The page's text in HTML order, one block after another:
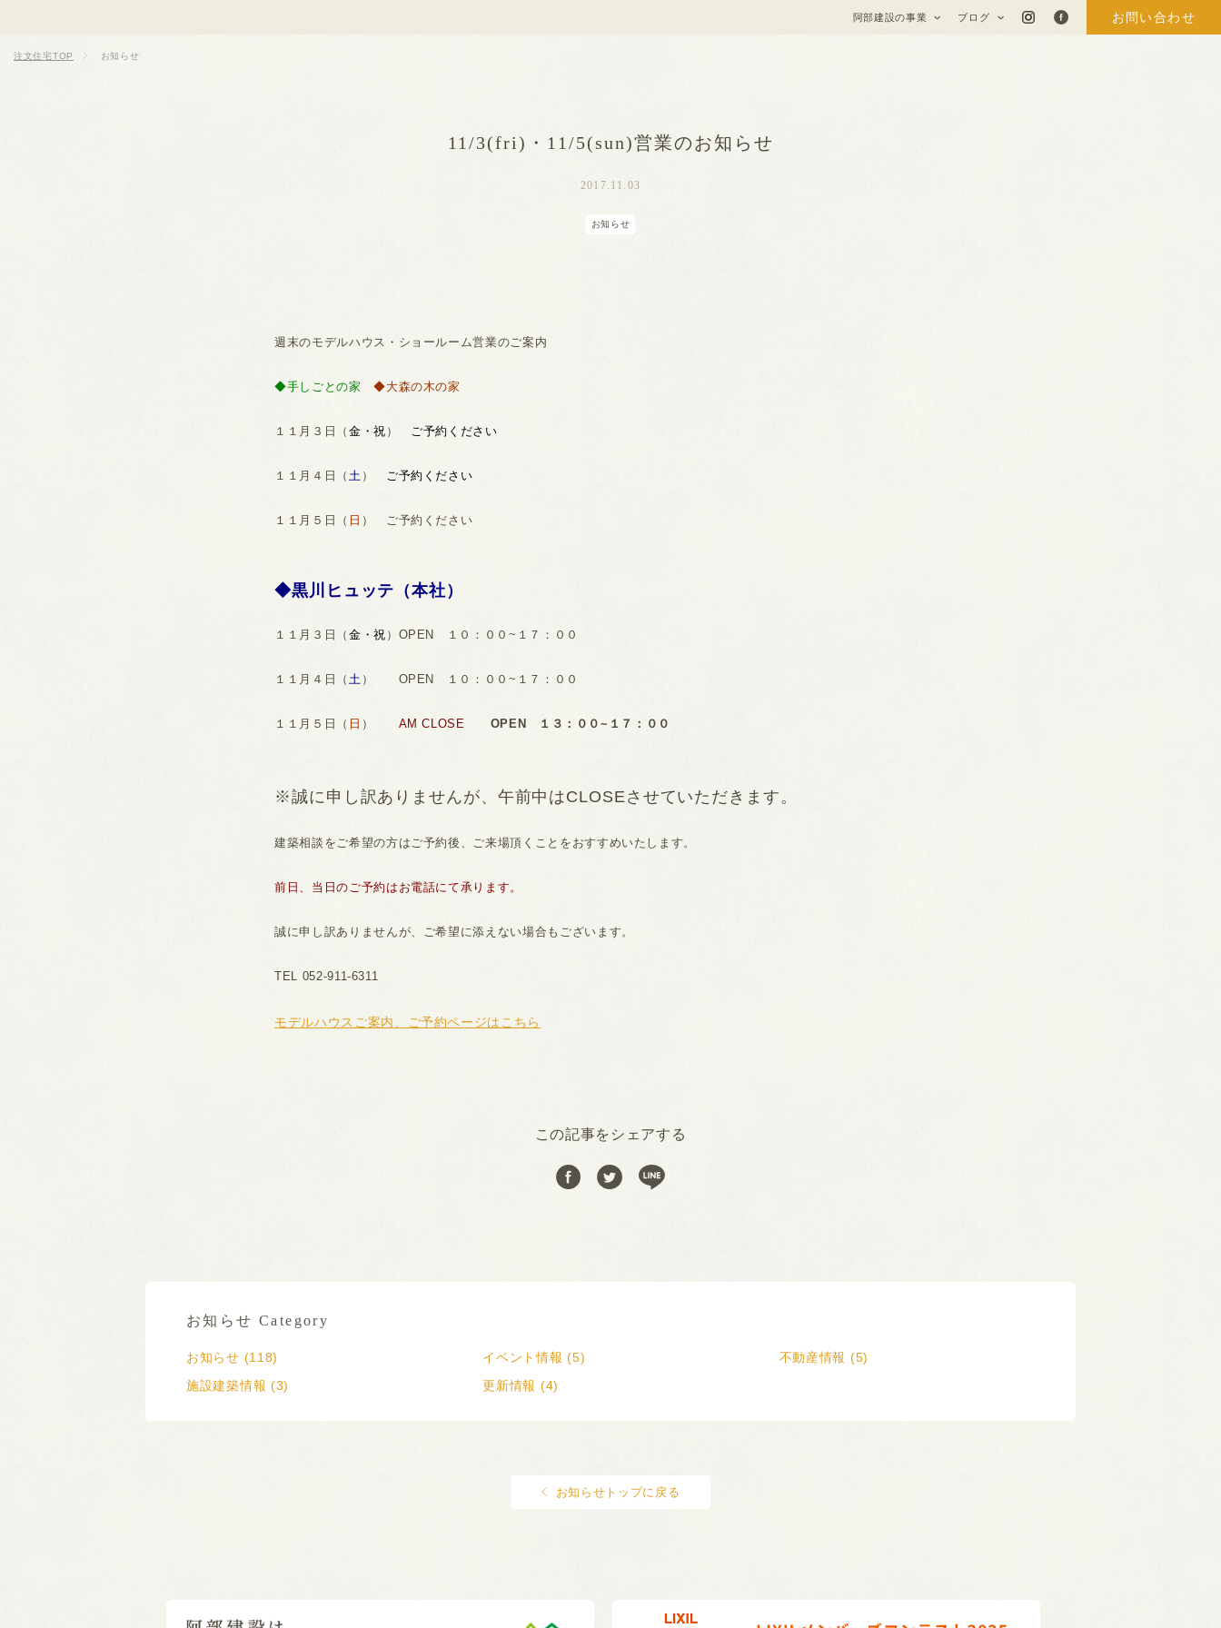
阿部建設の事業 ブログ お問い合わせ
注文住宅TOP お知らせ
11/3(fri)・11/5(sun)営業のお知らせ
2017.11.03
お知らせ
週末のモデルハウス・ショールーム営業のご案内
◆手しごとの家◆大森の木の家
１１月３日（ 金・祝 ） ご予約ください
１１月４日（ 土 ） ご予約ください
１１月５日（ 日 ） ご予約ください
◆黒川ヒュッテ（本社）
１１月３日（ 金・祝 ）OPEN １０：００~１７：００
１１月４日（ 土 ） OPEN １０：００~１７：００
１１月５日（ 日 ） AM CLOSE OPEN １３：００~１７：００
※誠に申し訳ありませんが、午前中はCLOSEさせていただきます。
建築相談をご希望の方はご予約後、ご来場頂くことをおすすめいたします。
前日、当日のご予約はお電話にて承ります。
誠に申し訳ありませんが、ご希望に添えない場合もございます。
TEL 052-911-6311
モデルハウスご案内、ご予約ページはこちら
この記事をシェアする
お知らせ Category
お知らせ (118) イベント情報 (5)
不動産情報 (5)
施設建築情報 (3)
更新情報 (4)
お知らせトップに戻る